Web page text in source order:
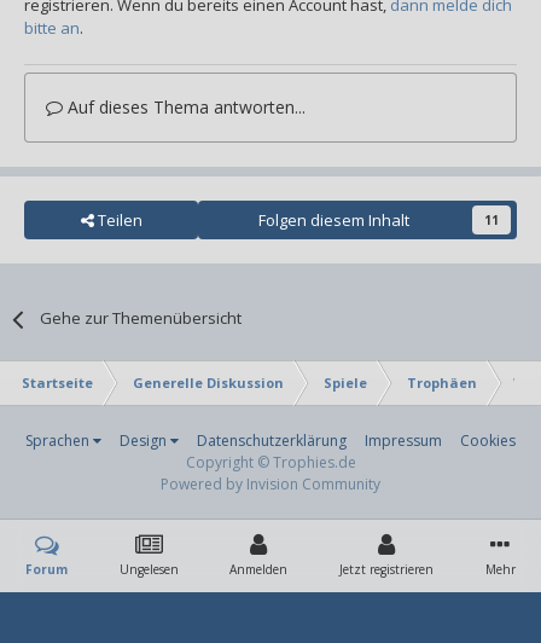
registrieren. Wenn du bereits einen Account hast, dann melde dich
bitte an.
Auf dieses Thema antworten...
Teilen Folgen diesem Inhalt 11
Gehe zur Themenübersicht
Startseite Generelle Diskussion Spiele Trophäen
Sprachen Design Datenschutzerklärung Impressum
Cookies
Copyright © Trophies.de
Powered by Invision Community
Forum Ungelesen Anmelden Jetzt registrieren Mehr